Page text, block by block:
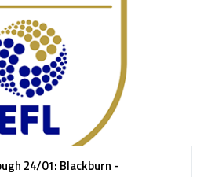
24/01: Blackburn -